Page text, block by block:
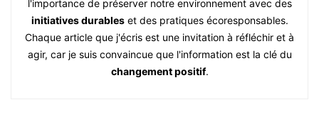
l'importance de préserver notre environnement avec des
initiatives durableset des pratiques écoresponsables.
Chaque article que j'écris est une invitation à réfléchir et à
agir, car je suis convaincue que l'information est la clé du
changement positif.